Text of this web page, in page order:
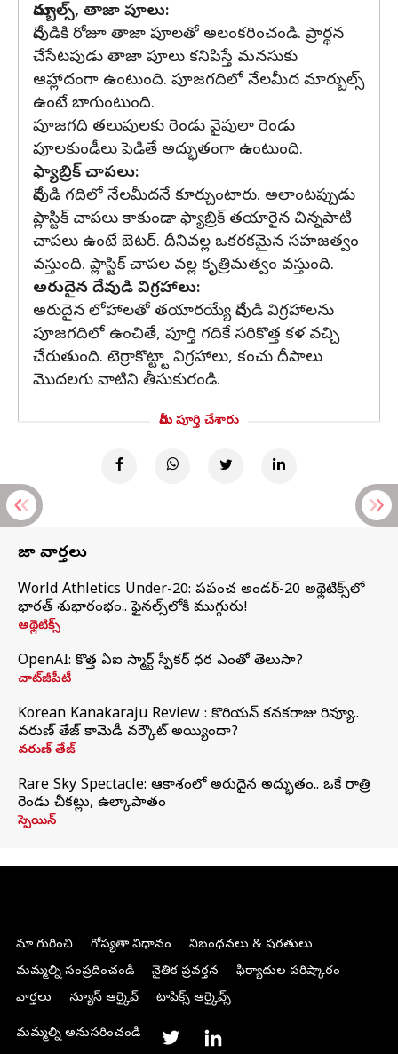
మార్బుల్స్, తాజా పూలు:
దేవుడికి రోజూ తాజా పూలతో అలంకరించండి. ప్రార్థన
చేసేటపుడు తాజా పూలు కనిపిస్తే మనసుకు
ఆహ్లాదంగా ఉంటుంది. పూజగదిలో నేలమీద మార్బుల్స్
ఉంటే బాగుంటుంది.
పూజగది తలుపులకు రెండు వైపులా రెండు
పూలకుండీలు పెడితే అద్భుతంగా ఉంటుంది.
ఫ్యాబ్రిక్ చాపలు:
దేవుడి గదిలో నేలమీదనే కూర్చుంటారు. అలాంటప్పుడు
ప్లాస్టిక్ చాపలు కాకుండా ఫ్యాబ్రిక్ తయారైన చిన్నపాటి
చాపలు ఉంటే బెటర్. దీనివల్ల ఒకరకమైన సహజత్వం
వస్తుంది. ప్లాస్టిక్ చాపల వల్ల కృత్రిమత్వం వస్తుంది.
అరుదైన దేవుడి విగ్రహాలు:
అరుదైన లోహాలతో తయారయ్యే దేవుడి విగ్రహాలను
పూజగదిలో ఉంచితే, పూర్తి గదికే సరికొత్త కళ వచ్చి
చేరుతుంది. టెర్రాకొట్ట్టా విగ్రహాలు, కంచు దీపాలు
మొదలగు వాటిని తీసుకురండి.
మీరు పూర్తి చేశారు
తాజా వార్తలు
World Athletics Under-20: ప్రపంచ అండర్-20 అథ్లెటిక్స్‌లో
భారత్‌ శుభారంభం.. ఫైనల్స్‌లోకి ముగ్గురు!
అథ్లెటిక్స్
OpenAI: కొత్త ఏఐ స్మార్ట్ స్పీకర్ ధర ఎంతో తెలుసా?
చాట్‌జీపీటీ
Korean Kanakaraju Review : కొరియన్ కనకరాజు రివ్యూ..
వరుణ్ తేజ్ కామెడీ వర్కౌట్ అయ్యిందా?
వరుణ్ తేజ్
Rare Sky Spectacle: ఆకాశంలో అరుదైన అద్భుతం.. ఒకే రాత్రి
రెండు చీకట్లు, ఉల్కాపాతం
స్పెయిన్
మా గురించి గోప్యతా విధానం
నిబంధనలు & షరతులు
మమ్మల్ని సంప్రదించండి
నైతిక ప్రవర్తన
ఫిర్యాదుల పరిష్కారం
వార్తలు
న్యూస్ ఆర్కైవ్ టాపిక్స్ ఆర్కైవ్స్
మమ్మల్ని అనుసరించండి